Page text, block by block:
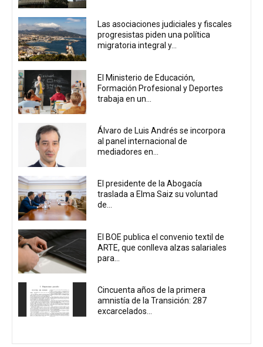
Las asociaciones judiciales y fiscales
progresistas piden una política
migratoria integral y...
El Ministerio de Educación,
Formación Profesional y Deportes
trabaja en un...
Álvaro de Luis Andrés se incorpora
al panel internacional de
mediadores en...
El presidente de la Abogacía
traslada a Elma Saiz su voluntad
de...
El BOE publica el convenio textil de
ARTE, que conlleva alzas salariales
para...
Cincuenta años de la primera
amnistía de la Transición: 287
excarcelados...